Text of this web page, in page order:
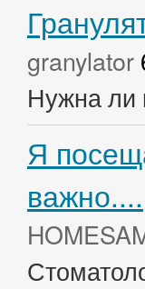
granylator
Нужна ли
Я
важно....